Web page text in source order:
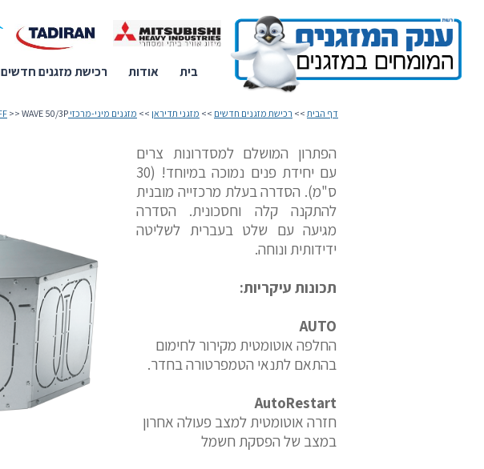
בית אודות רכישת מזגנים חדשים
דף הבית >> רכישת מזגנים חדשים >> מזגני תדיראן >> מזגנים מיני-מרכזי ON-OFF >> WAVE 50/3P
הפתרון המושלם למסדרונות צרים
עם יחידת פנים נמוכה במיוחד! (30
ס"מ). הסדרה בעלת מרכזייה מובנית
להתקנה קלה וחסכונית. הסדרה
מגיעה עם שלט בעברית לשליטה
ידידותית ונוחה.
תכונות עיקריות:
AUTO
החלפה אוטומטית מקירור לחימום
בהתאם לתנאי הטמפרטורה בחדר.
AutoRestart
חזרה אוטומטית למצב פעולה אחרון
במצב של הפסקת חשמל